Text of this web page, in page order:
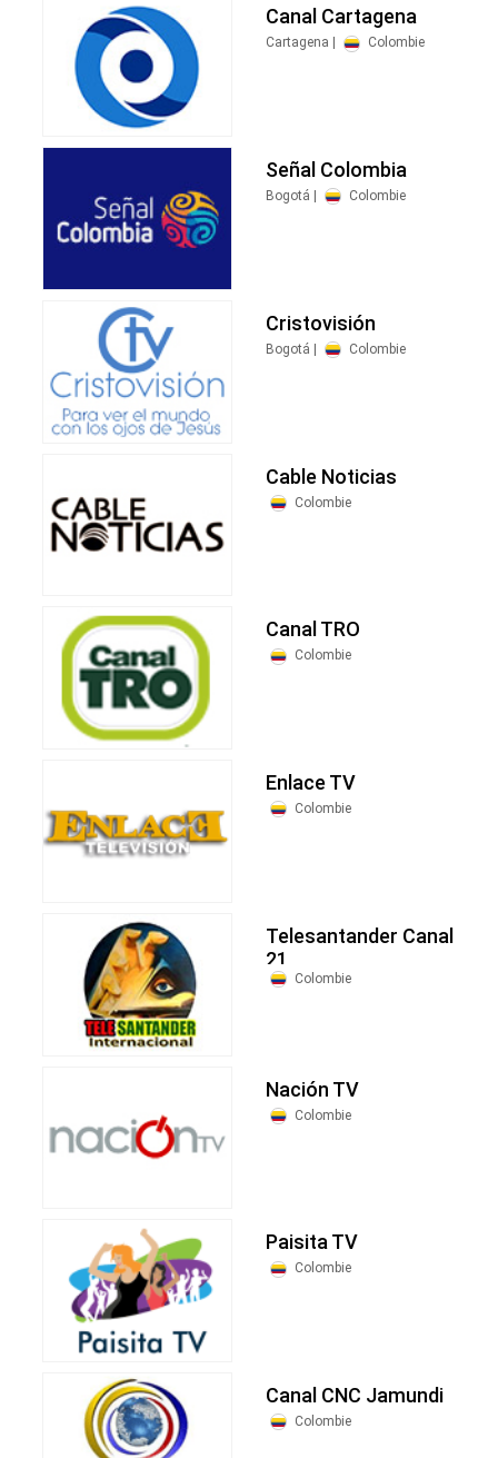
Canal Cartagena
Cartagena | Colombie
Señal Colombia
Bogotá | Colombie
Cristovisión
Bogotá | Colombie
Cable Noticias
Colombie
Canal TRO
Colombie
Enlace TV
Colombie
Telesantander Canal
21
Colombie
Nación TV
Colombie
Paisita TV
Colombie
Canal CNC Jamundi
Colombie